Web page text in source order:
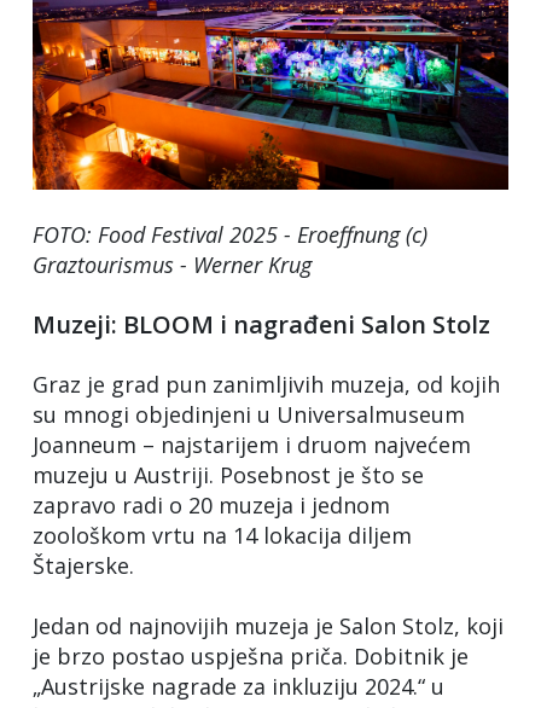
FOTO: Food Festival 2025 - Eroeffnung (c)
Graztourismus - Werner Krug
Muzeji: BLOOM i nagrađeni Salon Stolz
Graz je grad pun zanimljivih muzeja, od kojih
su mnogi objedinjeni u Universalmuseum
Joanneum – najstarijem i druom najvećem
muzeju u Austriji. Posebnost je što se
zapravo radi o 20 muzeja i jednom
zoološkom vrtu na 14 lokacija diljem
Štajerske.
Jedan od najnovijih muzeja je Salon Stolz, koji
je brzo postao uspješna priča. Dobitnik je
„Austrijske nagrade za inkluziju 2024.“ u